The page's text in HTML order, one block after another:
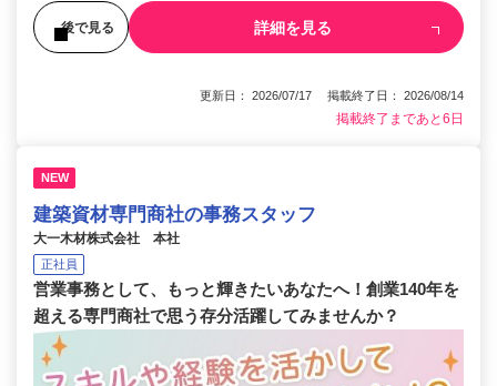
後で見る 詳細を見る
更新日： 2026/07/17 掲載終了日： 2026/08/14
掲載終了まであと6日
NEW
建築資材専門商社の事務スタッフ
大一木材株式会社 本社
正社員
営業事務として、もっと輝きたいあなたへ！創業140年を
超える専門商社で思う存分活躍してみませんか？